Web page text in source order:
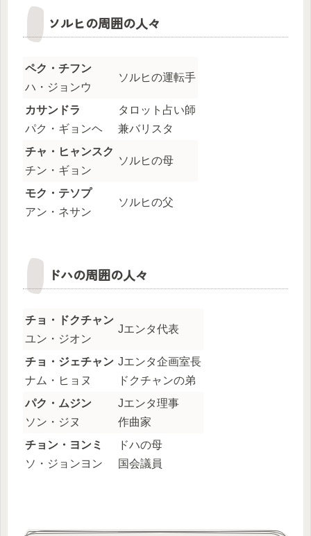
ソルヒの周囲の人々
ペク・チフン
ハ・ジョンウ
ソルヒの運転手
カサンドラ
パク・ギョンヘ
タロット占い師
兼バリスタ
チャ・ヒャンスク
チン・ギョン
ソルヒの母
モク・テソプ
アン・ネサン
ソルヒの父
ドハの周囲の人々
チョ・ドクチャン
ユン・ジオン
Jエンタ代表
チョ・ジェチャン
ナム・ヒョヌ
Jエンタ企画室長
ドクチャンの弟
パク・ムジン
ソン・ジヌ
Jエンタ理事
作曲家
チョン・ヨンミ
ソ・ジョンヨン
ドハの母
国会議員